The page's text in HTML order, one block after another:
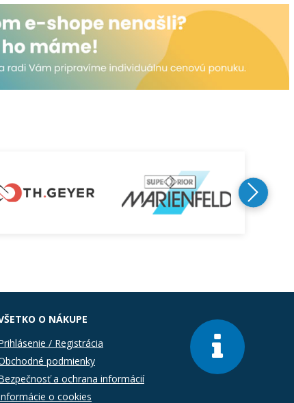
O NÁKUPE
/ Registrácia
podmienky
a ochrana informácií
o cookies